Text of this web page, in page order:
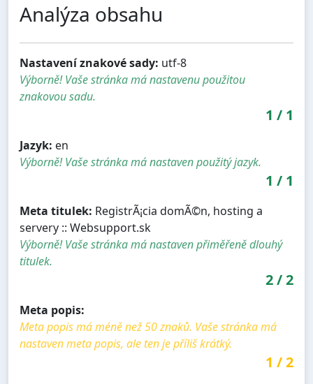
Analýza obsahu
Nastavení znakové sady: utf-8
Výborně! Vaše stránka má nastavenu použitou
znakovou sadu.
1 / 1
Jazyk: en
Výborně! Vaše stránka má nastaven použitý jazyk.
1 / 1
Meta titulek: RegistrÃ¡cia domÃ©n, hosting a
servery :: Websupport.sk
Výborně! Vaše stránka má nastaven přiměřeně dlouhý
titulek.
2/2
Meta popis:
Meta popis má méně než 50 znaků. Vaše stránka má
nastaven meta popis, ale ten je příliš krátký.
1 /2